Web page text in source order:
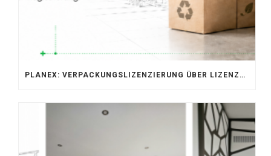
PLANEX: VERPACKUNGSLIZENZIERUNG ÜBER LIZENZERO & LUCID 2026